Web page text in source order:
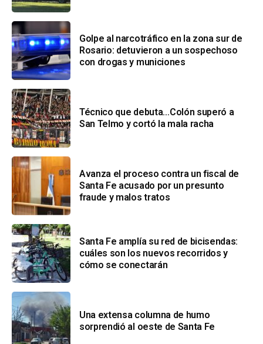
Golpe al narcotráfico en la zona sur de
Rosario: detuvieron a un sospechoso
con drogas y municiones
Técnico que debuta…Colón superó a
San Telmo y cortó la mala racha
Avanza el proceso contra un fiscal de
Santa Fe acusado por un presunto
fraude y malos tratos
Santa Fe amplía su red de bicisendas:
cuáles son los nuevos recorridos y
cómo se conectarán
Una extensa columna de humo
sorprendió al oeste de Santa Fe